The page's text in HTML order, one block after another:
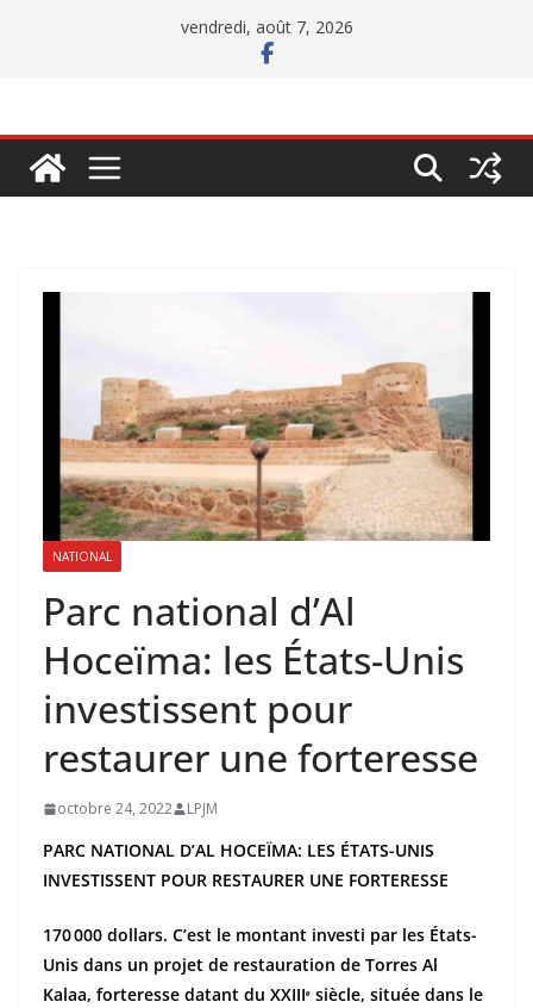
vendredi, août 7, 2026
NATIONAL
Parc national d’Al
Hoceïma: les États-Unis
investissent pour
restaurer une forteresse
octobre 24, 2022 LPJM
PARC NATIONAL D’AL HOCEÏMA: LES ÉTATS-UNIS
INVESTISSENT POUR RESTAURER UNE FORTERESSE
170 000 dollars. C’est le montant investi par les États-
Unis dans un projet de restauration de Torres Al
Kalaa, forteresse datant du XXIIIᵉ siècle, située dans le